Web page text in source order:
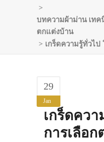
>
บทความผ้าม่าน เท
ตกแต่งบ้าน
> เกร็ดความรู้ทั่วไป
29
Jan
เกร็ดคว
การเลือก